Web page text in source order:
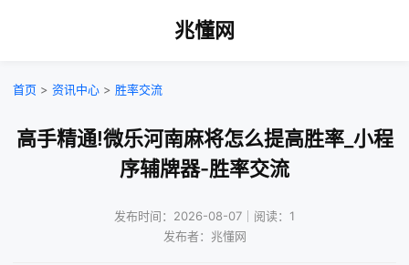
兆懂网
首页 > 资讯中心 > 胜率交流
高手精通!微乐河南麻将怎么提高胜率_小程
序辅牌器-胜率交流
发布时间：2026-08-07｜阅读：1
发布者：兆懂网